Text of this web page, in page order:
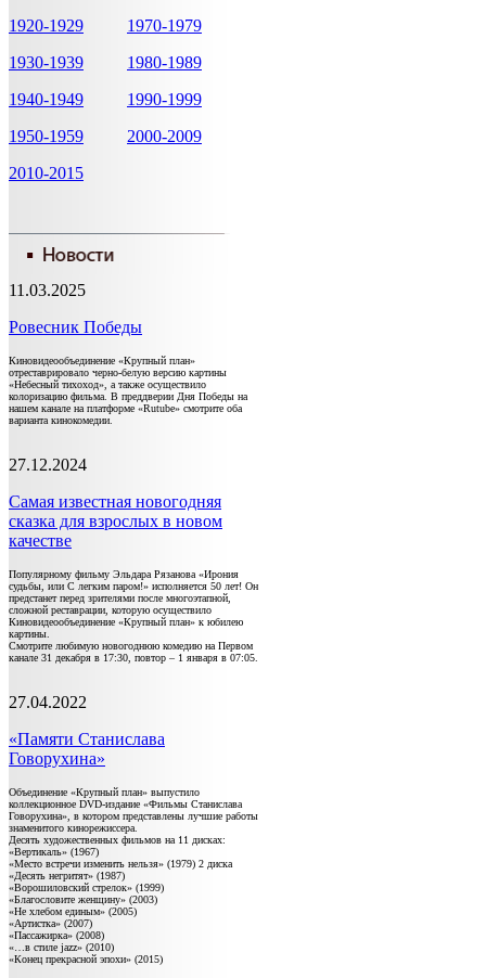
1920-1929
1970-1979
1930-1939
1980-1989
1940-1949
1990-1999
1950-1959
2000-2009
2010-2015
11.03.2025
Ровесник Победы
Киновидеообъединение «Крупный план»
отреставрировало черно-белую версию картины
«Небесный тихоход», а также осуществило
колоризацию фильма. В преддверии Дня Победы на
нашем канале на платформе «Rutube» смотрите оба
варианта кинокомедии.
27.12.2024
Самая известная новогодняя
сказка для взрослых в новом
качестве
Популярному фильму Эльдара Рязанова «Ирония
судьбы, или С легким паром!» исполняется 50 лет! Он
предстанет перед зрителями после многоэтапной,
сложной реставрации, которую осуществило
Киновидеообъединение «Крупный план» к юбилею
картины.
Смотрите любимую новогоднюю комедию на Первом
канале 31 декабря в 17:30, повтор – 1 января в 07:05.
27.04.2022
«Памяти Станислава
Говорухина»
Объединение «Крупный план» выпустило
коллекционное DVD-издание «Фильмы Станислава
Говорухина», в котором представлены лучшие работы
знаменитого кинорежиссера.
Десять художественных фильмов на 11 дисках:
«Вертикаль» (1967)
«Место встречи изменить нельзя» (1979) 2 диска
«Десять негритят» (1987)
«Ворошиловский стрелок» (1999)
«Благословите женщину» (2003)
«Не хлебом единым» (2005)
«Артистка» (2007)
«Пассажирка» (2008)
«…в стиле jazz» (2010)
«Конец прекрасной эпохи» (2015)